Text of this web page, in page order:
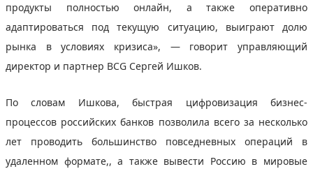
продукты полностью онлайн, а также оперативно
адаптироваться под текущую ситуацию, выиграют долю
рынка в условиях кризиса», — говорит управляющий
директор и партнер BCG Сергей Ишков.
По словам Ишкова, быстрая цифровизация бизнес-
процессов российских банков позволила всего за несколько
лет проводить большинство повседневных операций в
удаленном формате,, а также вывести Россию в мировые